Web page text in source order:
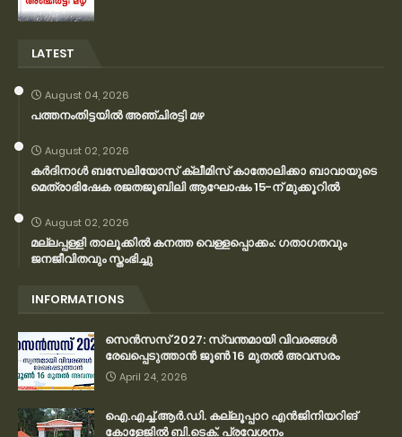
LATEST
August 04, 2026
പത്തനംതിട്ടയിൽ അഞ്ചിരട്ടി മഴ
August 02, 2026
കര്‍ദിനാള്‍ ബസേലിയോസ് ക്ലീമിസ് കാതോലിക്കാ ബാവായുടെ
മെത്രാഭിഷേക രജതജൂബിലി ആഘോഷം 15-ന് മുക്കൂറില്‍
August 02, 2026
മല്ലപ്പള്ളി താലൂക്കിൽ കനത്ത വെള്ളപ്പൊക്കം: ഗതാഗതവും
ജനജീവിതവും സ്തംഭിച്ചു
INFORMATIONS
സെന്‍സസ് 2027: സ്വന്തമായി വിവരങ്ങള്‍
രേഖപ്പെടുത്താന്‍ ജൂണ്‍ 16 മുതല്‍ അവസരം
April 24, 2026
ഐ.എച്ച്.ആർ.ഡി. കല്ലൂപ്പാറ എൻജിനിയറിങ്
കോളേജിൽ ബി.ടെക്. പ്രവേശനം